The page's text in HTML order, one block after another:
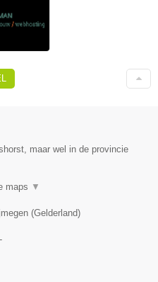
maar wel in de provincie
maps ▼
(Gelderland)
-